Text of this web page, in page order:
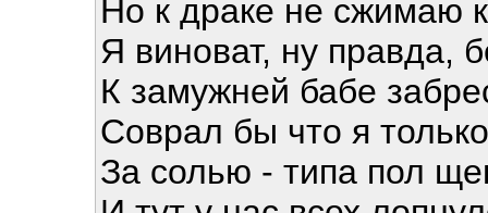
Но к драке не сжимаю
Я виноват, ну правда,
К замужней бабе
Соврал бы что я
За солью - типа пол